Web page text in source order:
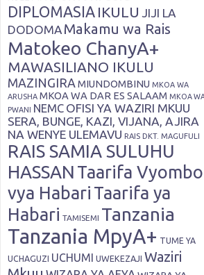
DIPLOMASIA IKULU JIJI LA
DODOMA Makamu wa Rais
Matokeo ChanyA+
MAWASILIANO IKULU
MAZINGIRAMIUNDOMBINU MKOA WA
ARUSHA MKOA WA DAR ES SALAAM MKOA
PWANI NEMC OFISI YA WAZIRI MKUU
SERA, BUNGE, KAZI, VIJANA, AJIRA
NA WENYE ULEMAVU RAIS DKT. MAGUFULI
RAIS SAMIA SULUHU
HASSAN Taarifa Vyombo
vya Habari Taarifa ya
Habari TAMISEMI Tanzania
Tanzania MpyA+ TUME YA
UCHAGUZI UCHUMI UWEKEZAJI Waziri